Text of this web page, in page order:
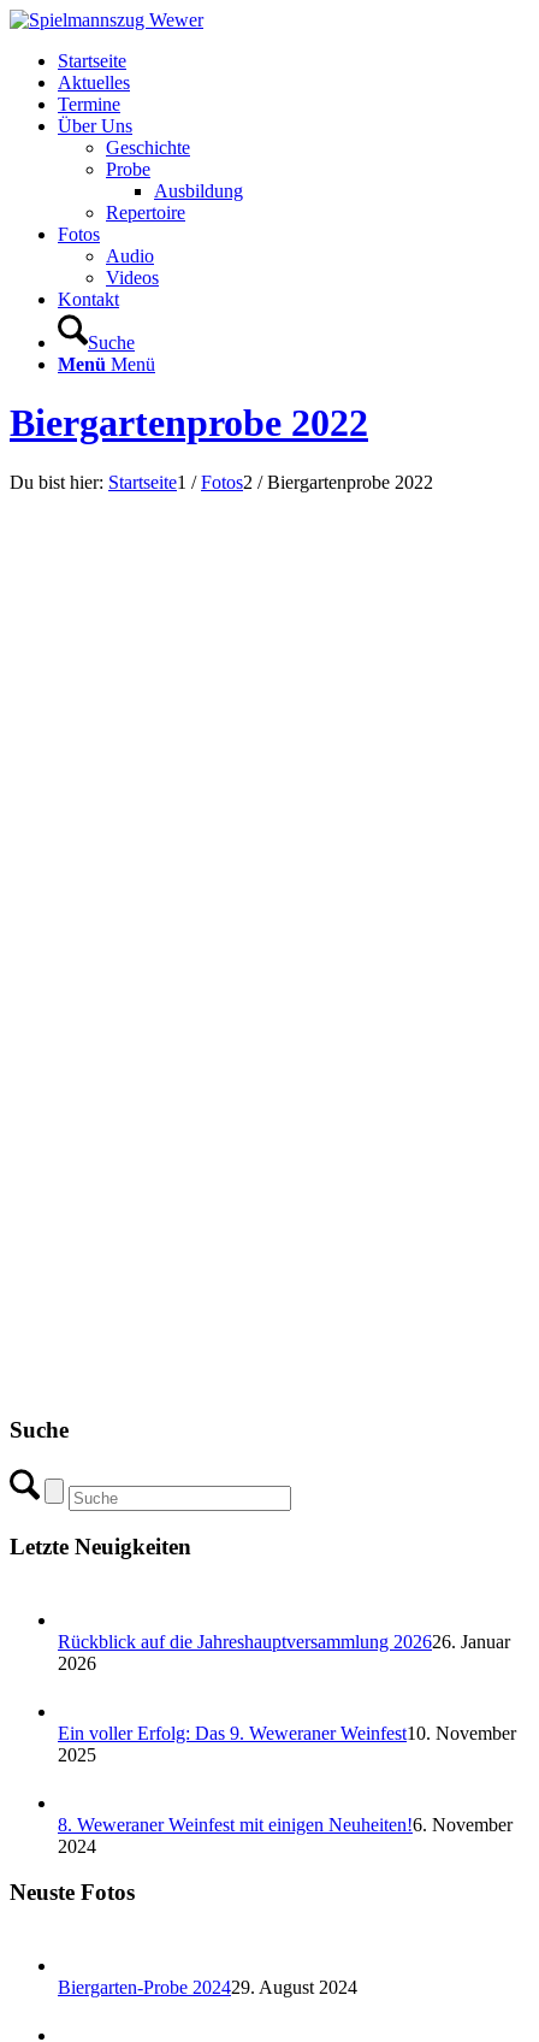
Startseite
Aktuelles
Termine
Über Uns
Geschichte
Probe
Ausbildung
Repertoire
Fotos
Audio
Videos
Kontakt
Suche
Menü Menü
Biergartenprobe 2022
Du bist hier: Startseite1 / Fotos2 / Biergartenprobe 2022
Suche
Letzte Neuigkeiten
Rückblick auf die Jahreshauptversammlung 202626. Januar
2026
Ein voller Erfolg: Das 9. Weweraner Weinfest10. November
2025
8. Weweraner Weinfest mit einigen Neuheiten!6. November
2024
Neuste Fotos
Biergarten-Probe 202429. August 2024